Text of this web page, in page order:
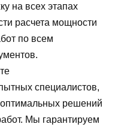
на всех этапах
расчета мощности
по всем
специалистов,
решений
Мы гарантируем